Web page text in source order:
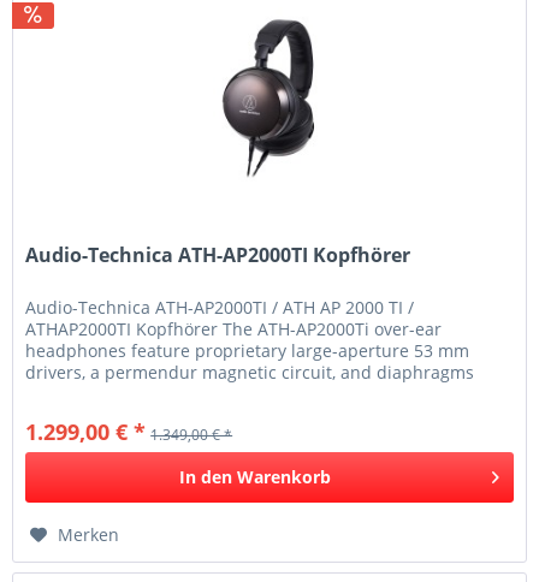
Audio-Technica ATH-AP2000TI Kopfhörer
Audio-Technica ATH-AP2000TI / ATH AP 2000 TI /
ATHAP2000TI Kopfhörer The ATH-AP2000Ti over-ear
headphones feature proprietary large-aperture 53 mm
drivers, a permendur magnetic circuit, and diaphragms
1.299,00 € * 1.349,00 € *
In den Warenkorb
Merken